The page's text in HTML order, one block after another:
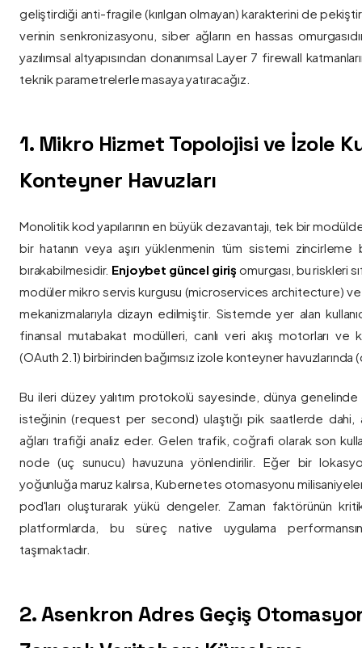
geliştirdiği anti-fragile (kırılgan olmayan) karakterini de
verinin senkronizasyonu, siber ağların en hassas
yazılımsal altyapısından donanımsal Layer 7 firewall
teknik parametrelerle masaya yatıracağız.
1. Mikro Hizmet Topolojisi ve İzole
Konteyner Havuzları
Monolitik kod yapılarının en büyük dezavantajı, tek bir
bir hatanın veya aşırı yüklenmenin tüm sistemi zincirleme
bırakabilmesidir. Enjoybet güncel giriş omurgası, bu riskleri
modüler mikro servis kurgusu (microservices architecture)
mekanizmalarıyla dizayn edilmiştir. Sistemde yer alan
finansal mutabakat modülleri, canlı veri akış motorları ve
(OAuth 2.1) birbirinden bağımsız izole konteyner havuzlarında
Bu ileri düzey yalıtım protokolü sayesinde, dünya genelinde
isteğinin (request per second) ulaştığı pik saatlerde dahi,
ağları trafiği analiz eder. Gelen trafik, coğrafi olarak son
node (uç sunucu) havuzuna yönlendirilir. Eğer bir
yoğunluğa maruz kalırsa, Kubernetes otomasyonu
pod'ları oluşturarak yükü dengeler. Zaman faktörünün
platformlarda, bu süreç native uygulama
taşımaktadır.
2. Asenkron Adres Geçiş